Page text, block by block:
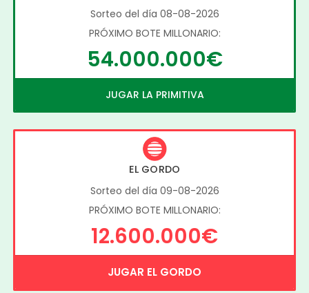
Sorteo del día 08-08-2026
PRÓXIMO BOTE MILLONARIO:
54.000.000€
JUGAR LA PRIMITIVA
EL GORDO
Sorteo del día 09-08-2026
PRÓXIMO BOTE MILLONARIO:
12.600.000€
JUGAR EL GORDO